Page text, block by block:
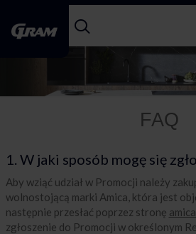
FAQ
1. W jaki sposób mogę się
Aby wziąć udział w Promocji należy
wolnostojącą marki Amica, która jest
następnie przesłać poprzez stronę
zgłoszenie do Promocji w określonym